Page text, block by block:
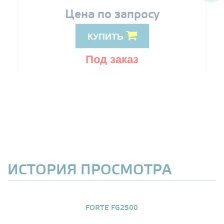
Цена по запросу
КУПИТЬ
Под заказ
ИСТОРИЯ ПРОСМОТРА
FORTE FG2500